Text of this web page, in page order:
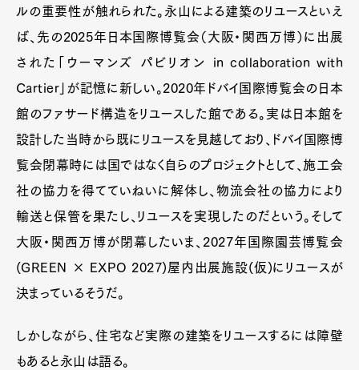
ルの重要性が触れられた。永山による建築のリユースといえ
ば、先の2025年日本国際博覧会（大阪・関西万博）に出展
された「ウーマンズ パビリオン in collaboration with
Cartier」が記憶に新しい。2020年ドバイ国際博覧会の日本
館のファサード構造をリユースした館である。実は日本館を
設計した当時から既にリユースを見越しており、ドバイ国際博
覧会閉幕時には国ではなく自らのプロジェクトとして、施工会
社の協力を得てていねいに解体し、物流会社の協力により
輸送と保管を果たし、リユースを実現したのだという。そして
大阪・関西万博が閉幕したいま、2027年国際園芸博覧会
(GREEN × EXPO 2027)屋内出展施設(仮)にリユースが
決まっているそうだ。
しかしながら、住宅など実際の建築をリユースするには障壁
もあると永山は語る。